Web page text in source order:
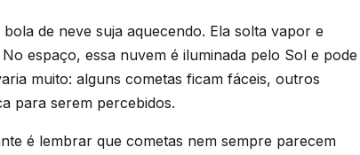
de neve suja aquecendo. Ela solta vapor e
espaço, essa nuvem é iluminada pelo Sol e pode
muito: alguns cometas ficam fáceis, outros
para serem percebidos.
é lembrar que cometas nem sempre parecem